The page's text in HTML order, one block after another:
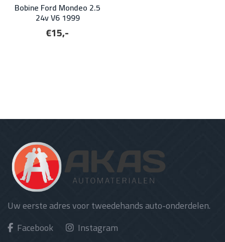
Bobine Ford Mondeo 2.5
24v V6 1999
€15,-
Uw eerste adres voor tweedehands auto-onderdelen.
Facebook
Instagram